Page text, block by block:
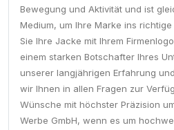
Bewegung und Aktivität und ist
Medium, um Ihre Marke ins
Sie Ihre Jacke mit Ihrem
einem starken Botschafter Ihres
unserer langjährigen Erfahrung
wir Ihnen in allen Fragen zur
Wünsche mit höchster Präzision
Werbe GmbH, wenn es um